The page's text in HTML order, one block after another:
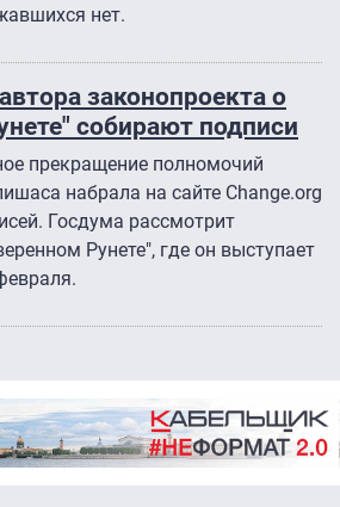
нет.
законопроекта о
собирают подписи
прекращение полномочий
набрала на сайте Change.org
Госдума рассмотрит
Рунете", где он выступает